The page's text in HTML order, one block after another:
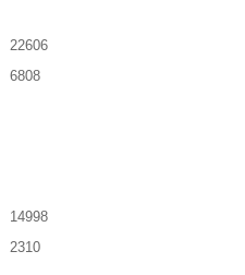
22606
6808
14998
2310